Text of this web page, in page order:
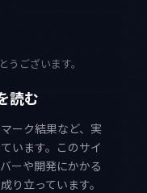
ございます。
読む
ーク結果など、実
います。このサイ
ーや開発にかかる
り立っています。